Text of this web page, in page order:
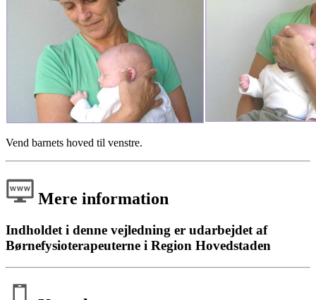
Vend barnets hoved til venstre.
Mere information
Indholdet i denne vejledning er udarbejdet af
Børnefysioterapeuterne i Region Hovedstaden